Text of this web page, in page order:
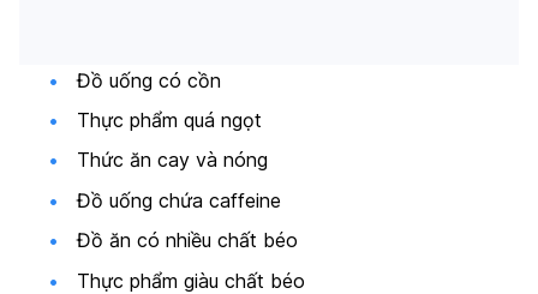
Đồ uống có cồn
Thực phẩm quá ngọt
Thức ăn cay và nóng
Đồ uống chứa caffeine
Đồ ăn có nhiều chất béo
Thực phẩm giàu chất béo